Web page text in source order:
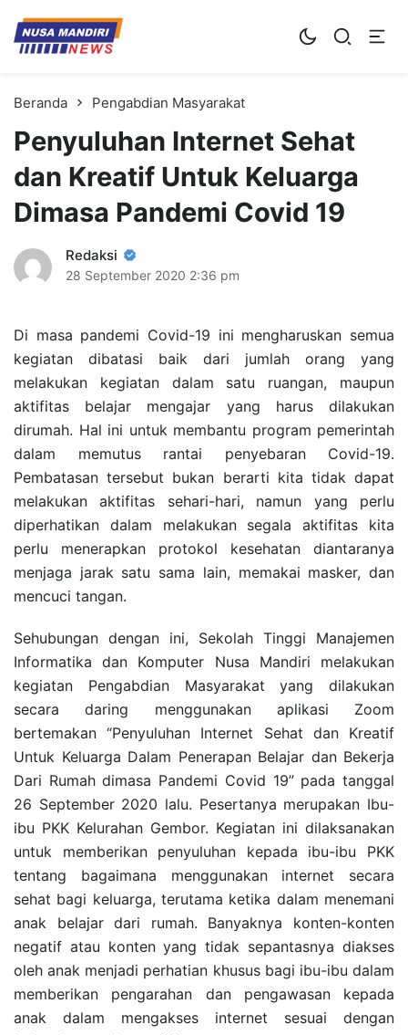
Kampus Digital Bisnis
Universitas Nusa Mandiri
Beranda Pengabdian Masyarakat
Penyuluhan Internet Sehat
dan Kreatif Untuk Keluarga
Dimasa Pandemi Covid 19
Redaksi
28 September 2020 2:36 pm
Di masa pandemi Covid-19 ini mengharuskan semua
kegiatan dibatasi baik dari jumlah orang yang
melakukan kegiatan dalam satu ruangan, maupun
aktifitas belajar mengajar yang harus dilakukan
dirumah. Hal ini untuk membantu program pemerintah
dalam memutus rantai penyebaran Covid-19.
Pembatasan tersebut bukan berarti kita tidak dapat
melakukan aktifitas sehari-hari, namun yang perlu
diperhatikan dalam melakukan segala aktifitas kita
perlu menerapkan protokol kesehatan diantaranya
menjaga jarak satu sama lain, memakai masker, dan
mencuci tangan.
Sehubungan dengan ini, Sekolah Tinggi Manajemen
Informatika dan Komputer Nusa Mandiri melakukan
kegiatan Pengabdian Masyarakat yang dilakukan
secara daring menggunakan aplikasi Zoom
bertemakan “Penyuluhan Internet Sehat dan Kreatif
Untuk Keluarga Dalam Penerapan Belajar dan Bekerja
Dari Rumah dimasa Pandemi Covid 19” pada tanggal
26 September 2020 lalu. Pesertanya merupakan Ibu-
ibu PKK Kelurahan Gembor. Kegiatan ini dilaksanakan
untuk memberikan penyuluhan kepada ibu-ibu PKK
tentang bagaimana menggunakan internet secara
sehat bagi keluarga, terutama ketika dalam menemani
anak belajar dari rumah. Banyaknya konten-konten
negatif atau konten yang tidak sepantasnya diakses
oleh anak menjadi perhatian khusus bagi ibu-ibu dalam
memberikan pengarahan dan pengawasan kepada
anak dalam mengakses internet sesuai dengan